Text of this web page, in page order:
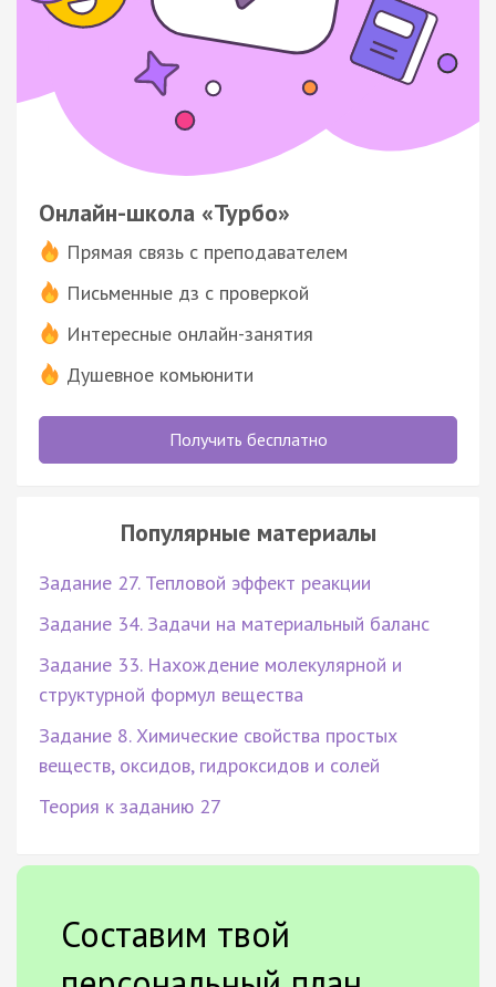
Онлайн-школа «Турбо»
Прямая связь с преподавателем
Письменные дз с проверкой
Интересные онлайн-занятия
Душевное комьюнити
Получить бесплатно
Популярные материалы
Задание 27. Тепловой эффект реакции
Задание 34. Задачи на материальный баланс
Задание 33. Нахождение молекулярной и
структурной формул вещества
Задание 8. Химические свойства простых
веществ, оксидов, гидроксидов и солей
Теория к заданию 27
Составим твой